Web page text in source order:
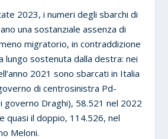
2023, i numeri degli sbarchi di
una sostanziale assenza di
migratorio, in contraddizione
lungo sostenuta dalla destra: nei
2021 sono sbarcati in Italia
di centrosinistra Pd-
governo Draghi), 58.521 nel 2022
quasi il doppio, 114.526, nel
Meloni.